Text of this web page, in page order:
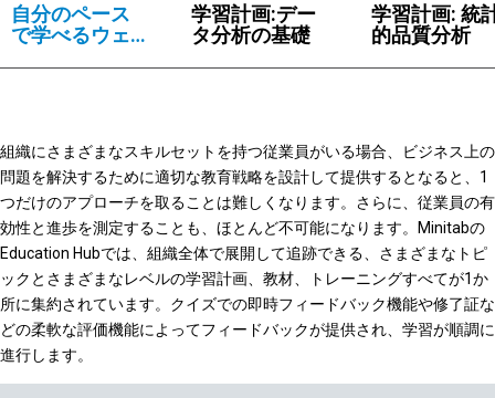
自分のペース
で学べるウェ
学習計画:デー
タ分析の基礎
学習計画: 統
的品質分析
組織にさまざまなスキルセットを持つ従業員がいる場合、ビジネス上の
問題を解決するために適切な教育戦略を設計して提供するとなると、1
つだけのアプローチを取ることは難しくなります。さらに、従業員の有
効性と進歩を測定することも、ほとんど不可能になります。Minitabの
Education Hubでは、組織全体で展開して追跡できる、さまざまなトピ
ックとさまざまなレベルの学習計画、教材、トレーニングすべてが1か
所に集約されています。クイズでの即時フィードバック機能や修了証な
どの柔軟な評価機能によってフィードバックが提供され、学習が順調に
進行します。